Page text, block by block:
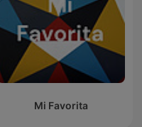
Mi Favorita